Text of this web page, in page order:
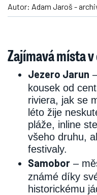
Autor: Adam Jaroš -
Zajímavá místa
Jezero Jarun
kousek od
riviera, jak se
léto žije
pláže, inline
všeho druhu,
festivaly.
Samobor –
známé díky
historickému